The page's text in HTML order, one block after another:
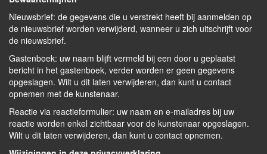
Nieuwsbrief: de gegevens die u verstrekt heeft bij aanmelden op
de nieuwsbrief worden verwijderd, wanneer u zich uitschrijft voor
de nieuwsbrief.
Gastenboek: uw naam blijft vermeld bij een door u geplaatst
bericht in het gastenboek, verder worden er geen gegevens
opgeslagen. Wilt u dit laten verwijderen, dan kunt u contact
opnemen met de kunstenaar.
Reactie via reactieformulier: uw naam en e-mailadres bij uw
reactie worden enkel zichtbaar voor de kunstenaar opgeslagen.
Wilt u dit laten verwijderen, dan kunt u contact opnemen.